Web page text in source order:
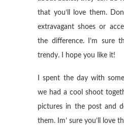
that you’ll love them.
extravagant shoes or
the difference. I’m sure
trendy. I hope you like it!
I spent the day with
we had a cool shoot
pictures in the post and
them. Im’ sure you’ll love